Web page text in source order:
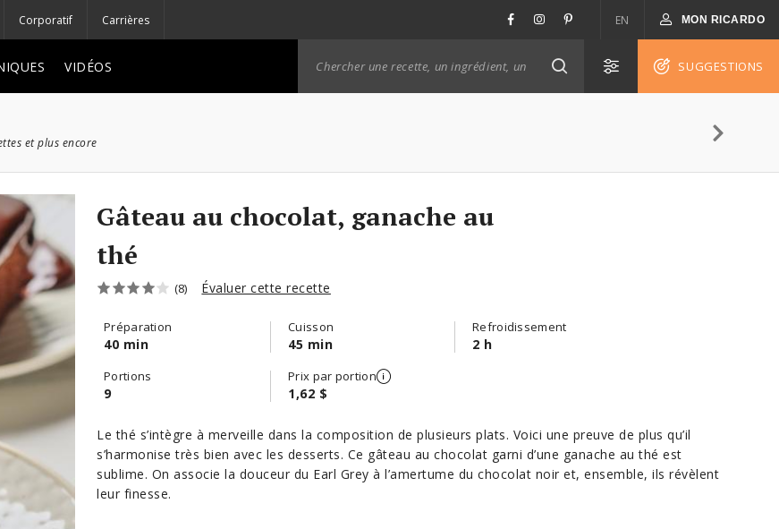
Corporatif Carrières EN MON RICARDO
VIDÉOS SUGGESTIONS
et plus encore
Gâteau au chocolat, ganache au
thé
(8) Évaluer cette recette
Préparation
40 min
Cuisson
45 min
Refroidissement
2 h
Portions
9
Prix par portion
1,62 $
Le thé s’intègre à merveille dans la composition de plusieurs plats. Voici une preuve de plus qu’il
s’harmonise très bien avec les desserts. Ce gâteau au chocolat garni d’une ganache au thé est
sublime. On associe la douceur du Earl Grey à l’amertume du chocolat noir et, ensemble, ils révèlent
leur finesse.